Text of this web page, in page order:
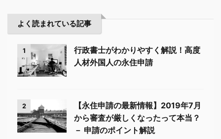
よく読まれている記事
1
行政書士がわかりやすく解説！高度
人材外国人の永住申請
2
【永住申請の最新情報】2019年7月
から審査が厳しくなったって本当？
－ 申請のポイント解説